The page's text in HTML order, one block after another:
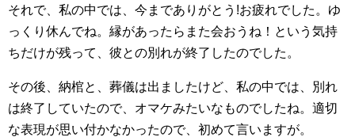
それで、私の中では、今までありがとう!お疲れでした。ゆ
っくり休んでね。縁があったらまた会おうね！という気持
ちだけが残って、彼との別れが終了したのでした。
その後、納棺と、葬儀は出ましたけど、私の中では、別れ
は終了していたので、オマケみたいなものでしたね。適切
な表現が思い付かなかったので、初めて言いますが。